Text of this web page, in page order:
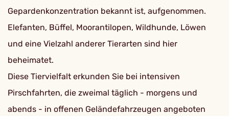
Gepardenkonzentration bekannt ist, aufgenommen.
Elefanten, Büffel, Moorantilopen, Wildhunde, Löwen
und eine Vielzahl anderer Tierarten sind hier
beheimatet.
Diese Tiervielfalt erkunden Sie bei intensiven
Pirschfahrten, die zweimal täglich - morgens und
abends - in offenen Geländefahrzeugen angeboten